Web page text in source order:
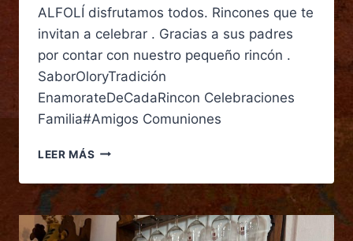
ALFOLÍ disfrutamos todos. Rincones que te
invitan a celebrar . Gracias a sus padres
por contar con nuestro pequeño rincón .
SaborOloryTradición
EnamorateDeCadaRincon Celebraciones
Familia#Amigos Comuniones
LEER MÁS